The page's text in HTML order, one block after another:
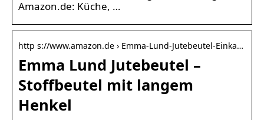
Amazon.de: Küche, …
http s://www.amazon.de › Emma-Lund-Jutebeutel-Einka…
Emma Lund Jutebeutel –
Stoffbeutel mit langem
Henkel